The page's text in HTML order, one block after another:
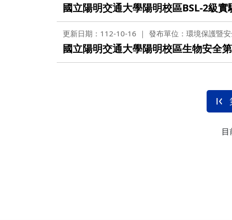
國立陽明交通大學陽明校區BSL-2級
更新日期：112-10-16 發布單位：環境保護暨
國立陽明交通大學陽明校區生物安全